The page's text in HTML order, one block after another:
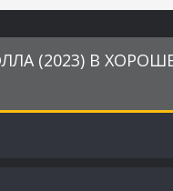
(2023) В